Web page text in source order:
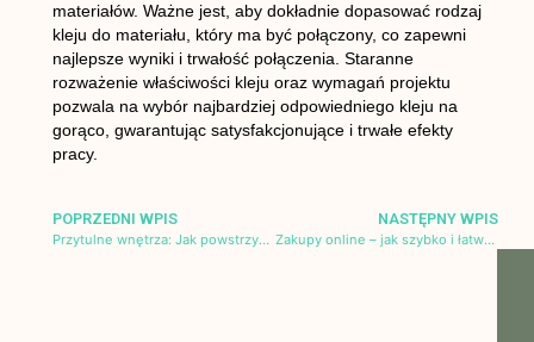
materiałów. Ważne jest, aby dokładnie dopasować rodzaj
kleju do materiału, który ma być połączony, co zapewni
najlepsze wyniki i trwałość połączenia. Staranne
rozważenie właściwości kleju oraz wymagań projektu
pozwala na wybór najbardziej odpowiedniego kleju na
gorąco, gwarantując satysfakcjonujące i trwałe efekty
pracy.
POPRZEDNI WPIS
Przytulne wnętrza: Jak powstrzymać złe emocje przez odpowiednią aranżację przestrzeni?
NASTĘPNY WPIS
Zakupy online – jak szybko i łatwo urządzić mieszkanie?